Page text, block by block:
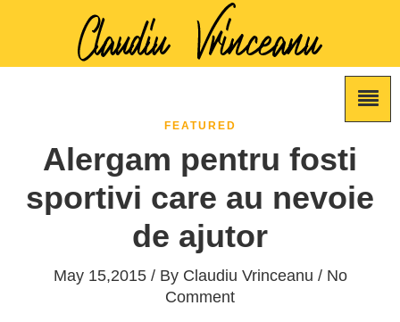
FEATURED
Alergam pentru fosti
sportivi care au nevoie
de ajutor
May 15,2015 / By Claudiu Vrinceanu / No
Comment